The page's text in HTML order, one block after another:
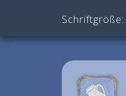
Schriftgröße: